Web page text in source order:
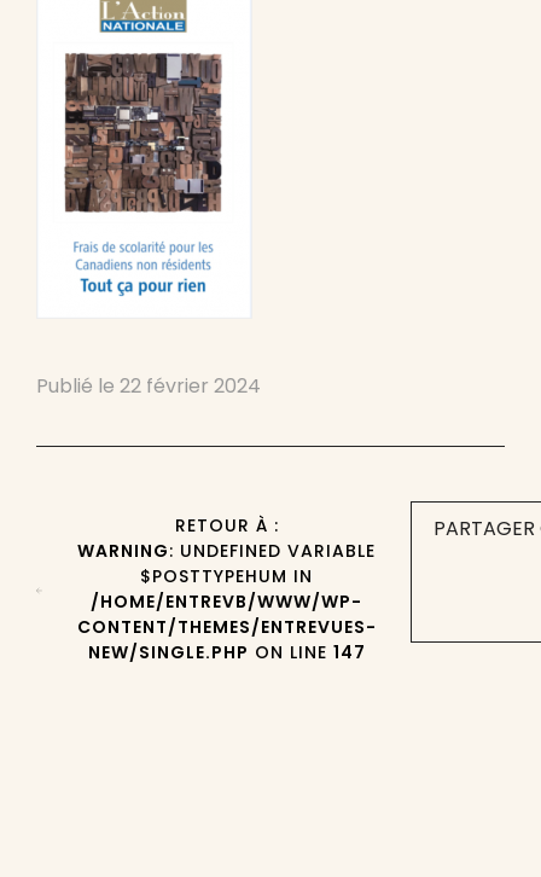
Publié le 22 février 2024
RETOUR À :
WARNING: UNDEFINED VARIABLE
$POSTTYPEHUM IN
/HOME/ENTREVB/WWW/WP-
CONTENT/THEMES/ENTREVUES-
NEW/SINGLE.PHP ON LINE 147